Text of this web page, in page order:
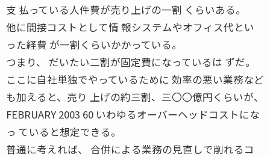
支 払っている人件費が売り上げの一割 くらいある。
他に間接コストとして情 報システムやオフィス代とい
った経費 が一割くらいかかっている。
つまり、 だいたい二割が固定費になっているは ずだ。
ここに自社単独でやっているために 効率の悪い業務など
も加えると、売り 上げの約三割、三〇〇億円くらいが、
FEBRUARY 2003 60 いわゆるオーバーヘッドコストにな
っ ていると想定できる。
普通に考えれば、 合併による業務の見直しで削れるコ